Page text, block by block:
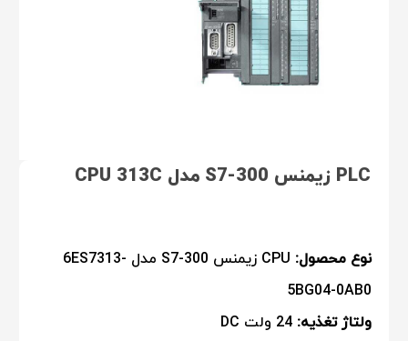
PLC زیمنس S7-300 مدل CPU 313C
نوع محصول:
CPU زیمنس S7-300 مدل 6ES7313-
5BG04-0AB0
ولتاژ تغذیه: